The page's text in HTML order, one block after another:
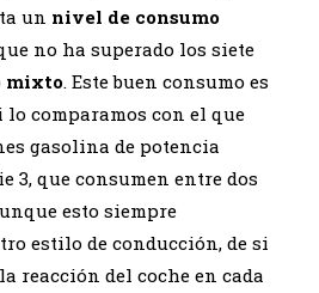
un nivel de consumo
no ha superado los siete
mixto. Este buen consumo es
comparamos con el que
gasolina de potencia
3, que consumen entre dos
esto siempre
estilo de conducción, de si
reacción del coche en cada